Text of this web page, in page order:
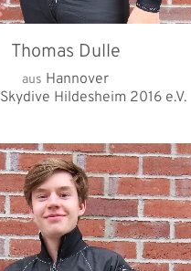
Thomas Dulle
aus Hannover
Skydive Hildesheim 2016 e.V.